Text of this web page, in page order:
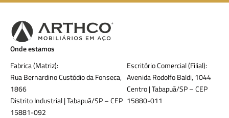
Onde estamos
Fabrica (Matriz):
Rua Bernardino Custódio da Fonseca,
1866
Distrito Industrial | Tabapuã/SP – CEP
15881-092
Escritório Comercial (Filial):
Avenida Rodolfo Baldi, 1044
Centro | Tabapuã/SP – CEP
15880-011